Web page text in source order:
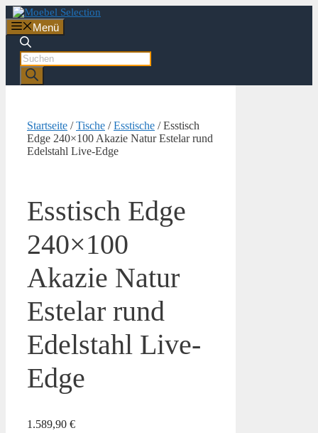
Zum
Inhalt
springen
Menü
Products
search
Startseite /Tische /Esstische / Esstisch
Edge 240×100 Akazie Natur Estelar rund
Edelstahl Live-Edge
Esstisch Edge
240×100
Akazie Natur
Estelar rund
Edelstahl Live-
Edge
1.589,90 €